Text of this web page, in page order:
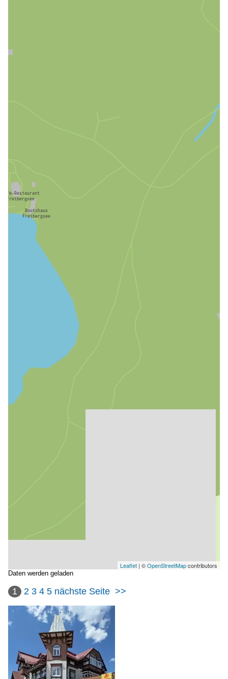
Leaflet | ©OpenStreetMapcontributors
Daten werden geladen
1 2 3 4 5 nächste Seite >>